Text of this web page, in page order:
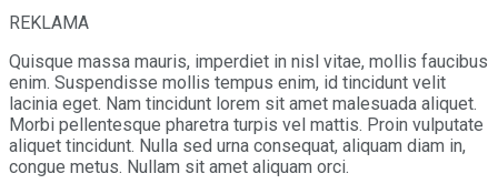
REKLAMA
Quisque massa mauris, imperdiet in nisl vitae, mollis faucibus
enim. Suspendisse mollis tempus enim, id tincidunt velit
lacinia eget. Nam tincidunt lorem sit amet malesuada aliquet.
Morbi pellentesque pharetra turpis vel mattis. Proin vulputate
aliquet tincidunt. Nulla sed urna consequat, aliquam diam in,
congue metus. Nullam sit amet aliquam orci.